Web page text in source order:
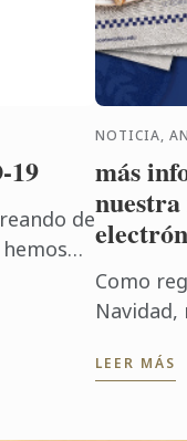
19
de
...
NOTICIA,
más
Como
Navidad,
LEER MÁS